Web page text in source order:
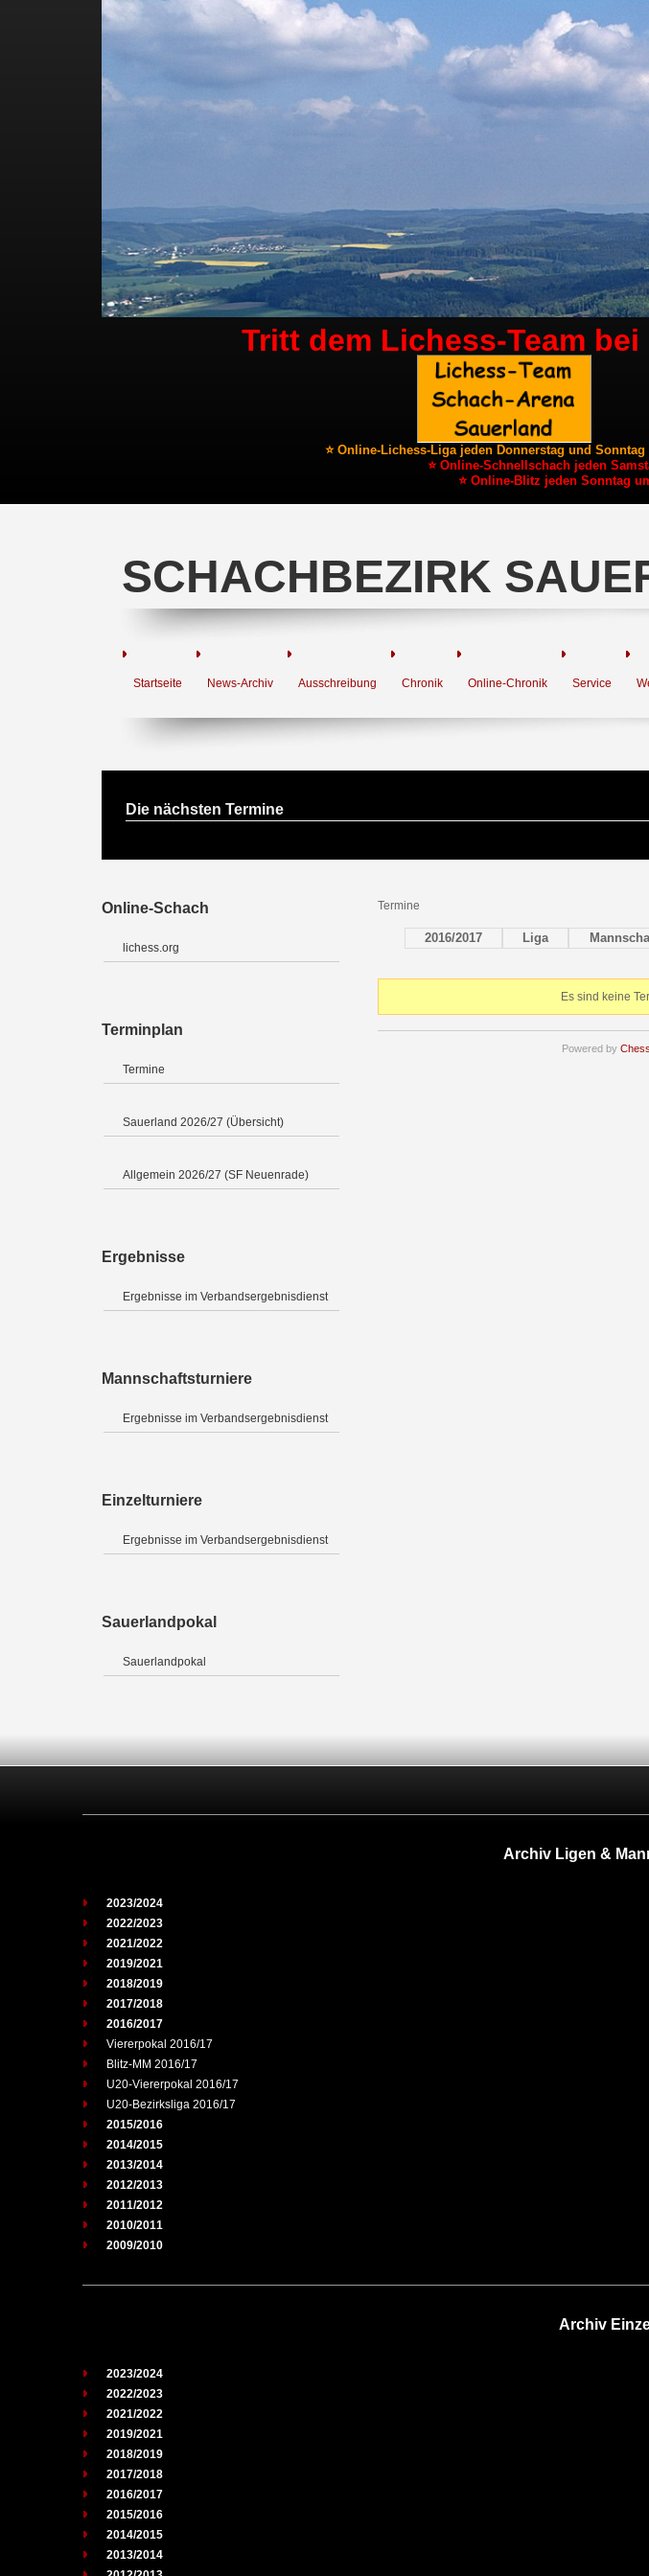
Tritt dem Lichess-Team bei
⭐ Online-Lichess-Liga jeden Donnerstag und
⭐ Online-Schnellschach jeden
⭐ Online-Blitz jeden Sonntag
SCHACHBEZIRK
Startseite News-Archiv Ausschreibung Chronik Online-Chronik Service
Die nächsten Termine
Online-Schach
lichess.org
Terminplan
Termine
Sauerland 2026/27 (Übersicht)
Allgemein 2026/27 (SF Neuenrade)
Ergebnisse
Ergebnisse im Verbandsergebnisdienst
Mannschaftsturniere
Ergebnisse im Verbandsergebnisdienst
Einzelturniere
Ergebnisse im Verbandsergebnisdienst
Sauerlandpokal
Sauerlandpokal
Termine
2016/2017 Liga
Es sind keine
Powered by
Archiv Ligen &
2023/2024
2022/2023
2021/2022
2019/2021
2018/2019
2017/2018
2016/2017
Viererpokal 2016/17
Blitz-MM 2016/17
U20-Viererpokal 2016/17
U20-Bezirksliga 2016/17
2015/2016
2014/2015
2013/2014
2012/2013
2011/2012
2010/2011
2009/2010
Archiv
2023/2024
2022/2023
2021/2022
2019/2021
2018/2019
2017/2018
2016/2017
2015/2016
2014/2015
2013/2014